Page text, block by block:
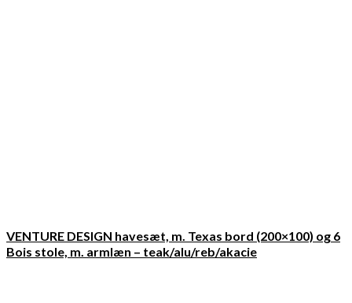
VENTURE DESIGN havesæt, m. Texas bord (200×100) og 6
Bois stole, m. armlæn – teak/alu/reb/akacie